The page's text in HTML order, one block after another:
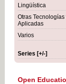
Lingüística
Otras
Aplicadas
Varios
Series [+/-]
Open